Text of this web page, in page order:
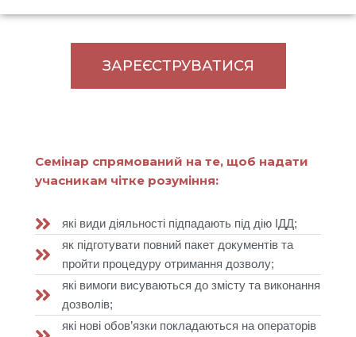
ЗАРЕЄСТРУВАТИСЯ
Семінар спрямований на те, щоб надати
учасникам чітке розуміння:
які види діяльності підпадають під дію ІДД;
як підготувати повний пакет документів та
пройти процедуру отримання дозволу;
які вимоги висуваються до змісту та виконання
дозволів;
які нові обов’язки покладаються на операторів